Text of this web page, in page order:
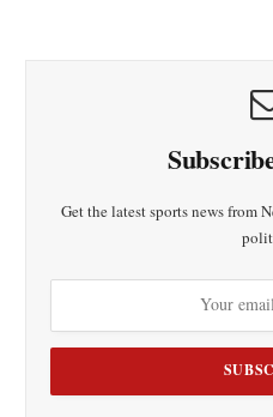
Get the latest sports news from